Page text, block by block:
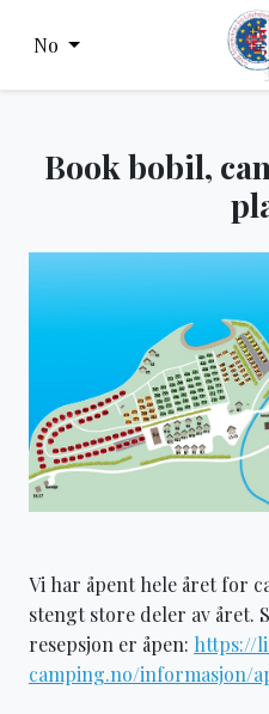
No
Book bobil,
Vi har åpent hele året for
stengt store deler av året.
resepsjon er åpen: https://
camping.no/informasjon/